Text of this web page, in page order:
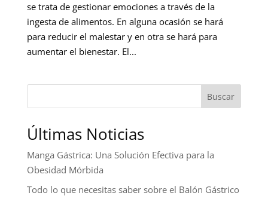
se trata de gestionar emociones a través de la
ingesta de alimentos. En alguna ocasión se hará
para reducir el malestar y en otra se hará para
aumentar el bienestar. El...
Buscar
Últimas Noticias
Manga Gástrica: Una Solución Efectiva para la
Obesidad Mórbida
Todo lo que necesitas saber sobre el Balón Gástrico